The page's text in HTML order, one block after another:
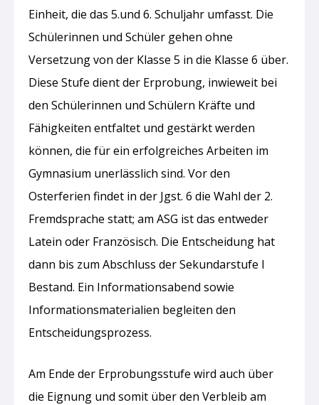
Einheit, die das 5.und 6. Schuljahr umfasst. Die
Schülerinnen und Schüler gehen ohne
Versetzung von der Klasse 5 in die Klasse 6 über.
Diese Stufe dient der Erprobung, inwieweit bei
den Schülerinnen und Schülern Kräfte und
Fähigkeiten entfaltet und gestärkt werden
können, die für ein erfolgreiches Arbeiten im
Gymnasium unerlässlich sind. Vor den
Osterferien findet in der Jgst. 6 die Wahl der 2.
Fremdsprache statt; am ASG ist das entweder
Latein oder Französisch. Die Entscheidung hat
dann bis zum Abschluss der Sekundarstufe I
Bestand. Ein Informationsabend sowie
Informationsmaterialien begleiten den
Entscheidungsprozess.
Am Ende der Erprobungsstufe wird auch über
die Eignung und somit über den Verbleib am